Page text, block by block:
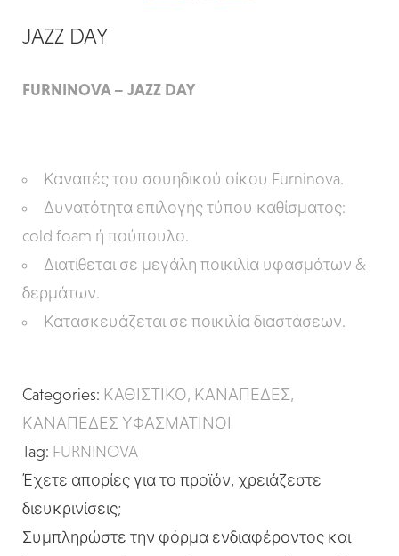
JAZZ DAY
FURNINOVA – JAZZ DAY
Καναπές του σουηδικού οίκου Furninova.
Δυνατότητα επιλογής τύπου καθίσματος:
cold foam ή πούπουλο.
Διατίθεται σε μεγάλη ποικιλία υφασμάτων &
δερμάτων.
Κατασκευάζεται σε ποικιλία διαστάσεων.
Categories: ΚΑΘΙΣΤΙΚΟ, ΚΑΝΑΠΕΔΕΣ,
ΚΑΝΑΠΕΔΕΣ ΥΦΑΣΜΑΤΙΝΟΙ
Tag: FURNINOVA
Έχετε απορίες για το προϊόν, χρειάζεστε
διευκρινίσεις;
Συμπληρώστε την φόρμα ενδιαφέροντος και